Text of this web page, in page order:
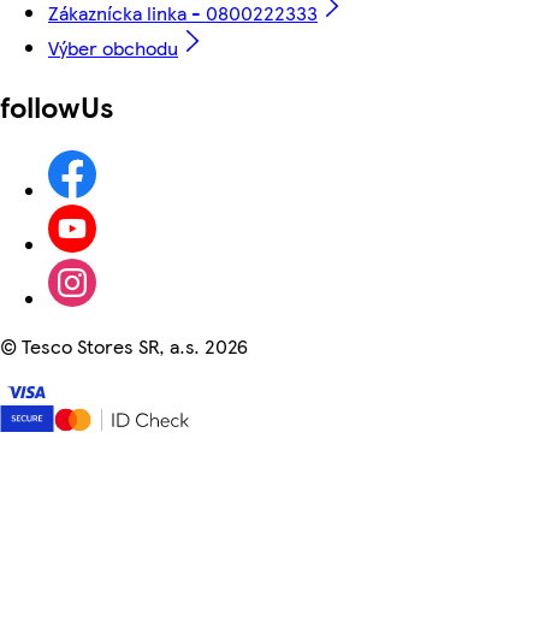
Zákaznícka linka - 0800222333
Výber obchodu
followUs
©Tesco Stores SR, a.s. 2026